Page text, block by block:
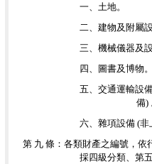
一、土地。
二、建物及附屬設
三、機械儀器及設
四、圖書及博物。
五、交通運輸設
備)
六、雜項設備 (非
第 九 條：各類財產之編號，
採四級分類、第